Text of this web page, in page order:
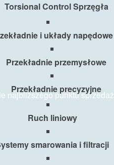
Torsional Control Sprzęgła
i układy napędowe
Przekładnie przemysłowe
Przekładnie precyzyjne
Ruch liniowy
smarowania i filtracji
punktu